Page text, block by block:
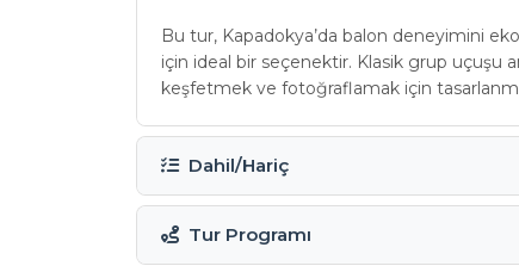
Bu tur, Kapadokya’da balon deneyimini
için ideal bir seçenektir. Klasik grup uçuşu
keşfetmek ve fotoğraflamak için
Dahil/Hariç
Tur Programı